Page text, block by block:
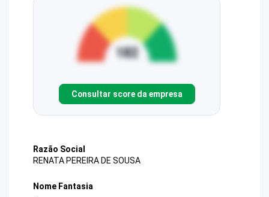
Consultar score da empresa
Razão Social
RENATA PEREIRA DE SOUSA
Nome Fantasia